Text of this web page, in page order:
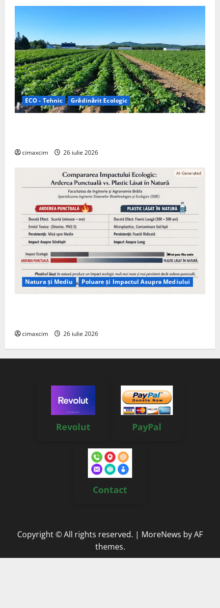
ECO - Tehnic Grădinărit Ecologic
cimaxcim 26 iulie 2026
Natura și Mediu Poluare și Impactul Asupra Mediului
cimaxcim 26 iulie 2026
Revolut PayPal
Contact
Copyright © All rights reserved. | MoreNews by AF
themes.